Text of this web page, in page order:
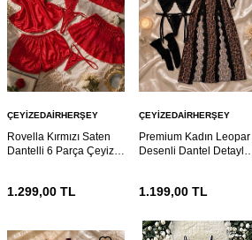
ÇEYIZEDAIRHERŞEY
Rovella Kırmızı Saten
Dantelli 6 Parça Çeyiz
1.299,00 TL
ÇEYIZEDAIRHERŞEY
Premium Kadın Leopar
Desenli Dantel Detaylı 6
1.199,00 TL